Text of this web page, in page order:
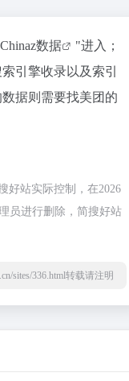
Chinaz数据
"进入；
引擎收录以及索引
据则需要找美团的
好站实际控制，在2026
员进行删除，简搜好站
sites/336.html转载请注明